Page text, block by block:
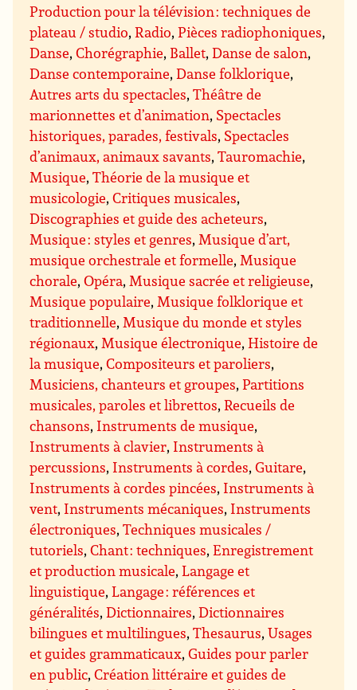
Production pour la télévision : techniques de
plateau / studio,Radio,Pièces radiophoniques,
Danse,Chorégraphie, Ballet,Danse de salon,
Danse contemporaine,Danse folklorique,
Autres arts du spectacles,Théâtre de
marionnettes et d’animation, Spectacles
historiques, parades, festivals, Spectacles
d’animaux, animaux savants,Tauromachie,
Musique,Théorie de la musique et
musicologie,Critiques musicales,
Discographies et guide des acheteurs,
Musique : styles et genres,Musique d’art,
musique orchestrale et formelle,Musique
chorale,Opéra,Musique sacrée et religieuse,
Musique populaire,Musique folklorique et
traditionnelle,Musique du monde et styles
régionaux,Musique électronique,Histoire de
la musique,Compositeurs et paroliers,
Musiciens, chanteurs et groupes,Partitions
musicales, paroles et librettos,Recueils de
chansons, Instruments de musique,
Instruments à clavier, Instruments à
percussions, Instruments à cordes,Guitare,
Instruments à cordes pincées, Instruments à
vent, Instruments mécaniques, Instruments
électroniques,Techniques musicales /
tutoriels,Chant : techniques,Enregistrement
et production musicale,Langage et
linguistique,Langage : références et
généralités,Dictionnaires,Dictionnaires
bilingues et multilingues,Thesaurus,Usages
et guides grammaticaux,Guides pour parler
en public,Création littéraire et guides de